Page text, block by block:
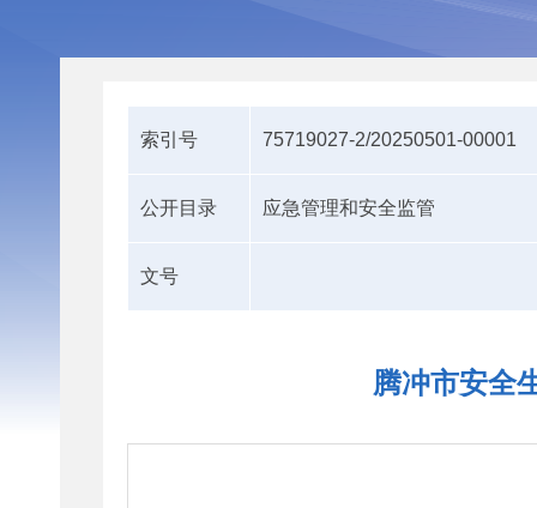
索引号 75719027-2/20250501-00001
公开目录 应急管理和安全监管
文号
腾冲市安全